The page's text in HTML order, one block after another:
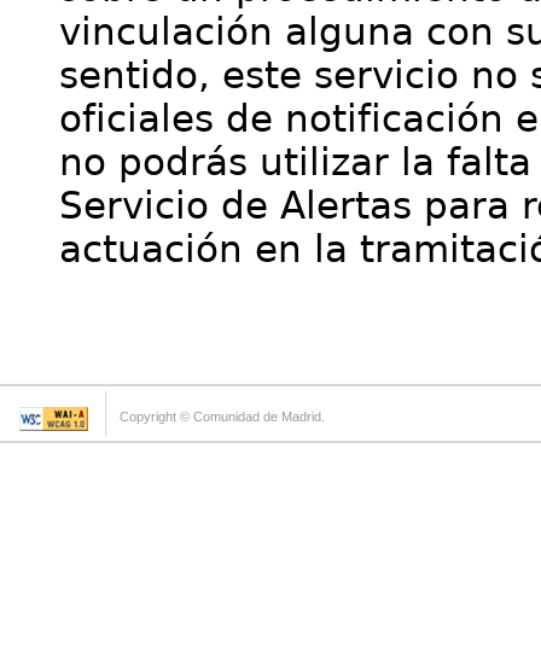
vinculación alguna con
sentido, este servicio no
oficiales de notificación
no podrás utilizar la
Servicio de Alertas para
actuación en la
Copyright © Comunidad de Madrid.